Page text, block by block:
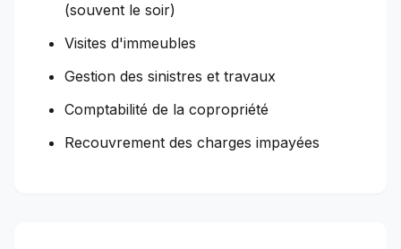
(souvent le soir)
Visites d'immeubles
Gestion des sinistres et travaux
Comptabilité de la copropriété
Recouvrement des charges impayées